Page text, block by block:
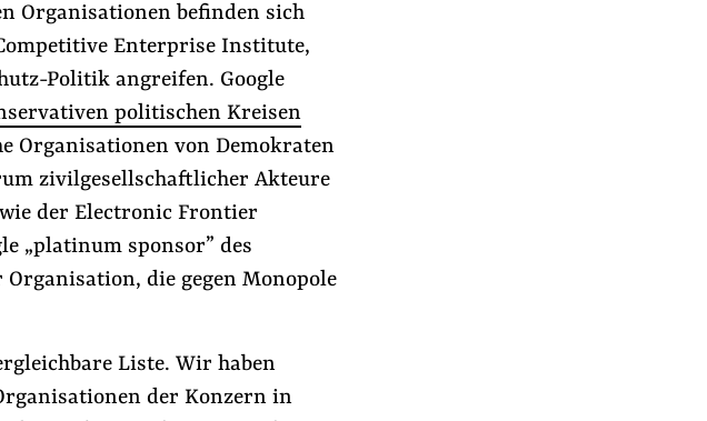
Organisationen befinden sich
Enterprise Institute,
Politik angreifen. Google
politischen Kreisen
Organisationen von Demokraten
zivilgesellschaftlicher Akteure
der Electronic Frontier
„platinum sponsor” des
die gegen Monopole
Liste. Wir haben
der Konzern in